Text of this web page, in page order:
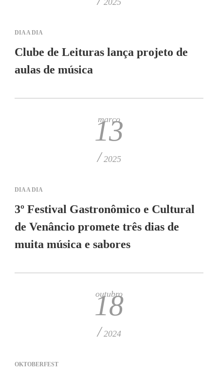
2025
DIA A DIA
Clube de Leituras lança projeto de
aulas de música
março
13
/ 2025
DIA A DIA
3º Festival Gastronômico e Cultural
de Venâncio promete três dias de
muita música e sabores
outubro
18
/ 2024
OKTOBERFEST